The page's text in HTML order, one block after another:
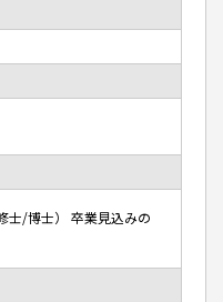
士/博士） 卒業見込みの